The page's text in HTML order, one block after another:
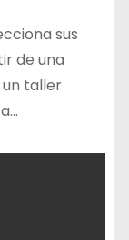
sus
de una
taller